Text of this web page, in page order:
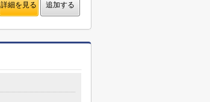
詳細を見る 追加する